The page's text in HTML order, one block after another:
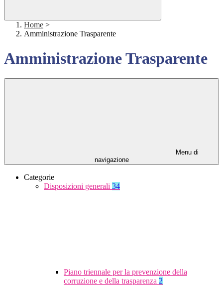
Home >
Amministrazione Trasparente
Amministrazione Trasparente
Menu di
navigazione
Categorie
Disposizioni generali 34
Piano triennale per la prevenzione della
corruzione e della trasparenza 2